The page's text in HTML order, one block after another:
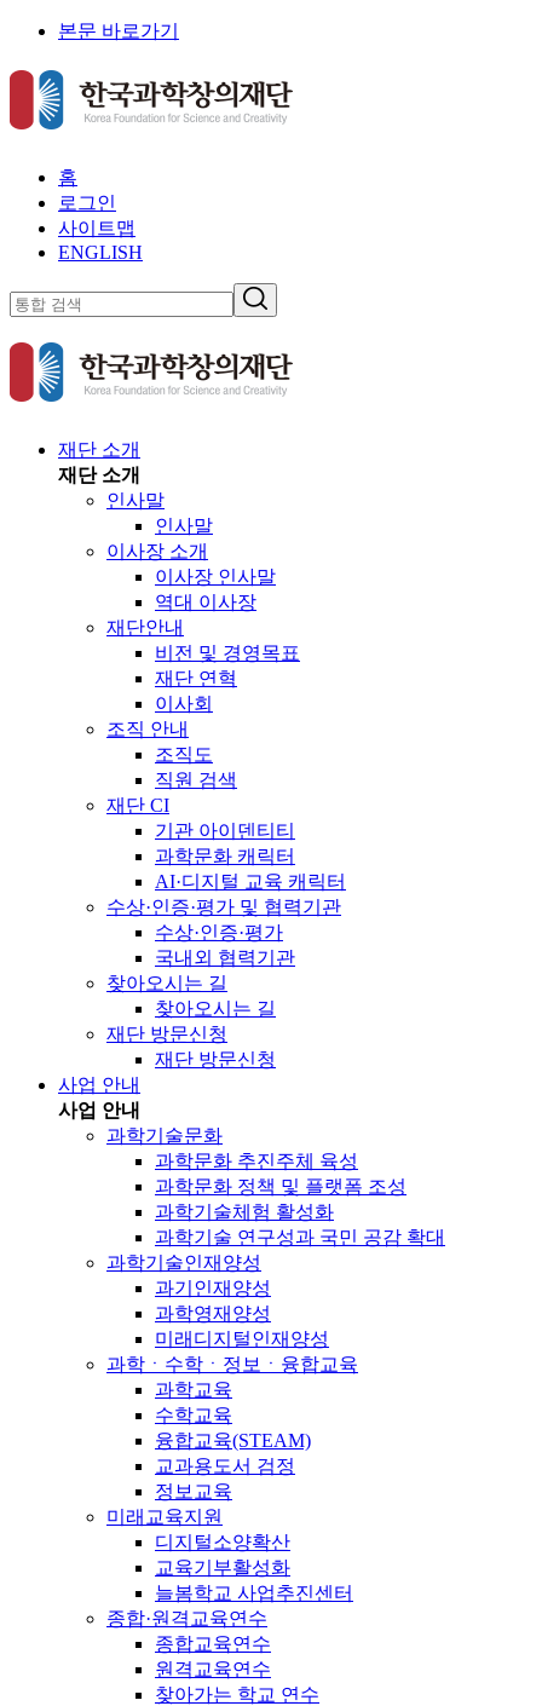
본문 바로가기
홈
로그인
사이트맵
ENGLISH
재단 소개
재단 소개
인사말
인사말
이사장 소개
이사장 인사말
역대 이사장
재단안내
비전 및 경영목표
재단 연혁
이사회
조직 안내
조직도
직원 검색
재단 CI
기관 아이덴티티
과학문화 캐릭터
AI·디지털 교육 캐릭터
수상·인증·평가 및 협력기관
수상·인증·평가
국내외 협력기관
찾아오시는 길
찾아오시는 길
재단 방문신청
재단 방문신청
사업 안내
사업 안내
과학기술문화
과학문화 추진주체 육성
과학문화 정책 및 플랫폼 조성
과학기술체험 활성화
과학기술 연구성과 국민 공감 확대
과학기술인재양성
과기인재양성
과학영재양성
미래디지털인재양성
과학ㆍ수학ㆍ정보ㆍ융합교육
과학교육
수학교육
융합교육(STEAM)
교과용도서 검정
정보교육
미래교육지원
디지털소양확산
교육기부활성화
늘봄학교 사업추진센터
종합·원격교육연수
종합교육연수
원격교육연수
찾아가는 학교 연수